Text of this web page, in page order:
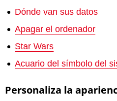
Dónde van sus datos
Apagar el ordenador
Star Wars
Acuario del símbolo del
Personaliza la